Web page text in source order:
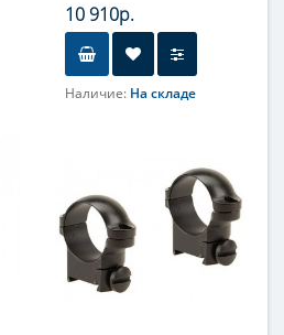
10 910р.
Наличие: На складе